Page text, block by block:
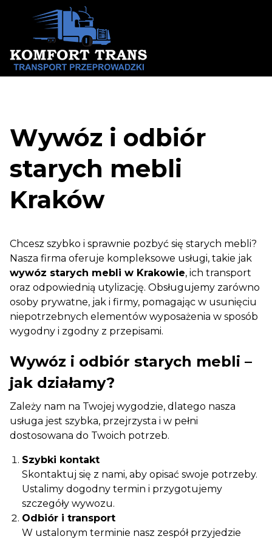
Wywóz i odbiór
starych mebli
Kraków
Chcesz szybko i sprawnie pozbyć się starych mebli?
Nasza firma oferuje kompleksowe usługi, takie jak
wywóz starych mebli w Krakowie, ich transport
oraz odpowiednią utylizację. Obsługujemy zarówno
osoby prywatne, jak i firmy, pomagając w usunięciu
niepotrzebnych elementów wyposażenia w sposób
wygodny i zgodny z przepisami.
Wywóz i odbiór starych mebli –
jak działamy?
Zależy nam na Twojej wygodzie, dlatego nasza
usługa jest szybka, przejrzysta i w pełni
dostosowana do Twoich potrzeb.
Szybki kontakt
Skontaktuj się z nami, aby opisać swoje potrzeby.
Ustalimy dogodny termin i przygotujemy
szczegóły wywozu.
Odbiór i transport
W ustalonym terminie nasz zespół przyjedzie